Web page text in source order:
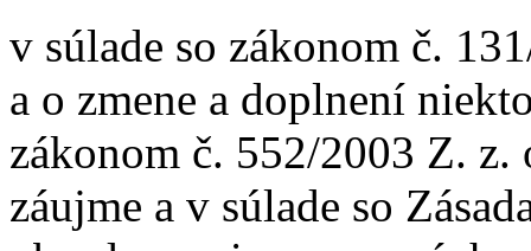
v súlade so zákonom č.
a o zmene a doplnení
zákonom č. 552/2003 Z.
záujme a v súlade so